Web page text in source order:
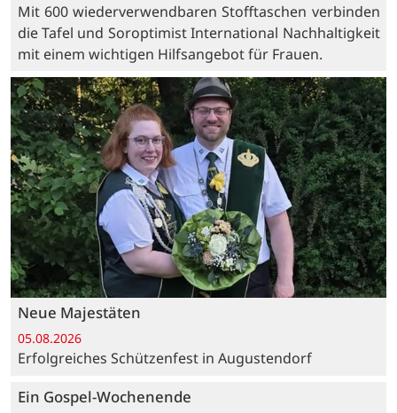
Mit 600 wiederverwendbaren Stofftaschen verbinden
die Tafel und Soroptimist International Nachhaltigkeit
mit einem wichtigen Hilfsangebot für Frauen.
Neue Majestäten
05.08.2026
Erfolgreiches Schützenfest in Augustendorf
Ein Gospel-Wochenende